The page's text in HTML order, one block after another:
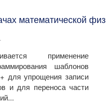
математической
применение
шаблонов
для упрощения записи
и для переноса части